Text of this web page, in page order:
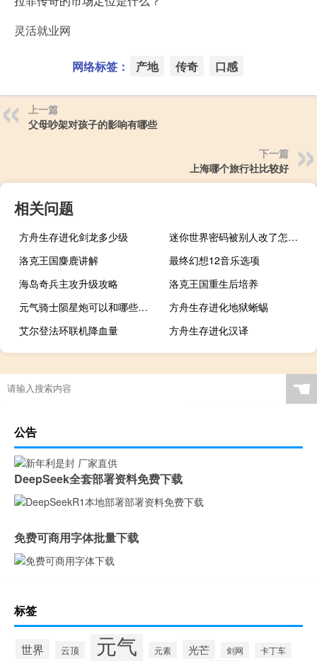
灵活就业网
网络标签： 产地 传奇 口感
上一篇
父母吵架对孩子的影响有哪些
下一篇
上海哪个旅行社比较好
相关问题
方舟生存进化剑龙多少级
迷你世界密码被别人改了怎么办
洛克王国麋鹿讲解
最终幻想12音乐选项
海岛奇兵主攻升级攻略
洛克王国重生后培养
元气骑士陨星炮可以和哪些武器融合
方舟生存进化地狱蜥蜴
艾尔登法环联机降血量
方舟生存进化汉译
☚
公告
DeepSeek全套部署资料免费下载
免费可商用字体批量下载
标签
世界 云顶 元气 元素 光芒 剑网 卡丁车